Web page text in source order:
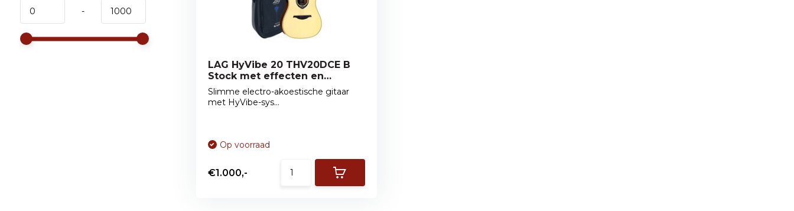
-
LAG HyVibe 20 THV20DCE B
Stock met effecten en
bluetooth
Slimme electro-akoestische gitaar
met HyVibe-sys...
Op voorraad
€1.000,-